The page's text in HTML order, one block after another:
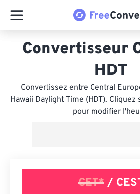
Convertisseur
HDT
Convertissez entre Central
Hawaii Daylight Time (HDT).
pour modifier
CET* /